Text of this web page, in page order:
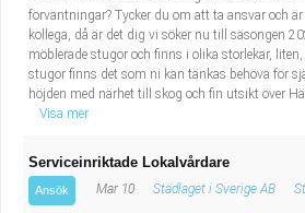
förväntningar? Tycker du om att ta ansvar och är
kollega, då är det dig vi söker nu till säsongen
möblerade stugor och finns i olika storlekar,
stugor finns det som ni kan tänkas behöva för
höjden med närhet till skog och fin utsikt över
Visa mer
Serviceinriktade Lokalvårdare
Ansök Mar 10 Städlaget i Sverige AB